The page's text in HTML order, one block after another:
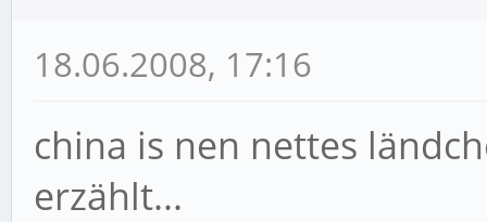
18.06.2008, 17:16
china is nen nettes
erzählt...